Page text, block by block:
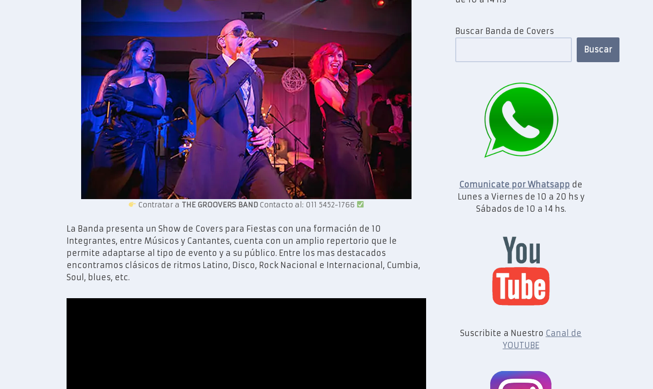
Contratar a THE GROOVERS BANDContacto al: 011 5452-1766
La Banda presenta un Show de Covers para Fiestas con una formación de 10
Integrantes, entre Músicos y Cantantes, cuenta con un amplio repertorio que le
permite adaptarse al tipo de evento y a su público. Entre los mas destacados
encontramos clásicos de ritmos Latino, Disco, Rock Nacional e Internacional, Cumbia,
Soul, blues, etc.
Buscar Banda de Covers
Buscar
Comunicate por Whatsapp de
Lunes a Viernes de 10 a 20 hs y
Sábados de 10 a 14 hs.
Suscribite a Nuestro Canal de
YOUTUBE